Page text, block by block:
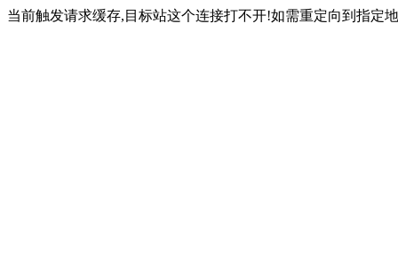
当前触发请求缓存,目标站这个连接打不开!如需重定向到指定